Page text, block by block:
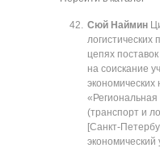
Сюй Наймин
логистических
цепях
на соискание
экономических
(транспорт и
[Санкт-